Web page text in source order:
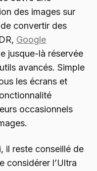
des images sur
convertir des
Google
jusque-là réservée
avancés. Simple
les écrans et
occasionnels
il reste conseillé de
considérer l’Ultra